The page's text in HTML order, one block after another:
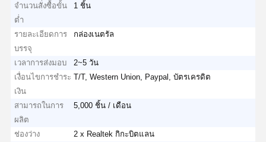
จำนวนสั่งซื้อขั้น
ต่ำ
1 ชิ้น
รายละเอียดการ
บรรจุ
กล่องเนตรัล
เวลาการส่งมอบ
2~5 วัน
เงื่อนไขการชำระ
เงิน
T/T, Western Union, Paypal, บัตรเครดิต
สามารถในการ
ผลิต
5,000 ชิ้น / เดือน
ช่องว่าง
2 x Realtek กิกะบิตแลน